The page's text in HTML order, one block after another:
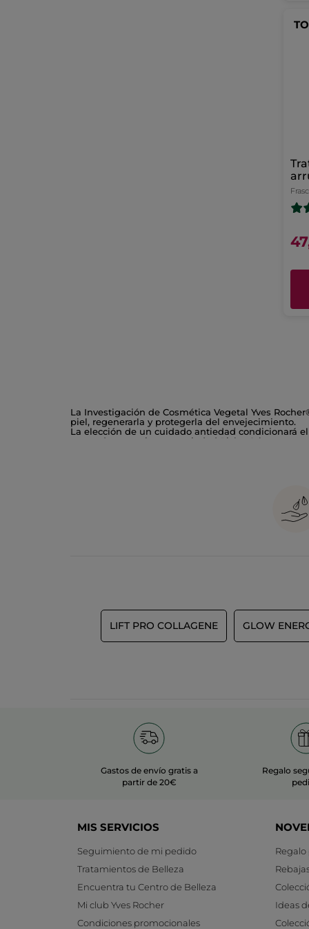
Día
La Investigación de Cosmética Vegetal Yves
piel, regenerarla y protegerla del envejecimiento.
La elección de un cuidado antiedad condicionará
gama de tratamientos antiedad Riche Crème,
Para prevenir el envejecimiento de la piel, es
El futuro de tu piel está en tus manos, la gama
LIFT PRO COLLAGENE GLOW
Gastos de envío gratis a
partir de 20€
Regalo
MIS SERVICIOS
Seguimiento de mi pedido
Tratamientos de Belleza
Encuentra tu Centro de Belleza
Mi club Yves Rocher
Condiciones promocionales
Ideas